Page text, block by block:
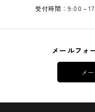
受付時間：9:00－
メールフォ
メ